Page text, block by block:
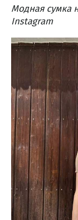
Модная сумка
Instagram